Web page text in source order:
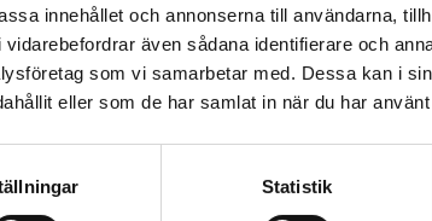
innehållet och annonserna till användarna,
även sådana identifierare och
som vi samarbetar med. Dessa kan i
eller som de har samlat in när du har
Statistik
led. 19mm
778kr 91 kr